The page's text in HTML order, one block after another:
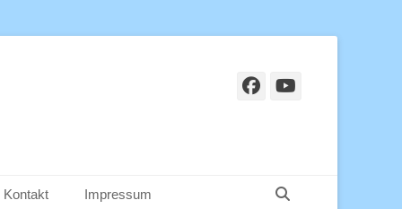
Facebook
Kontakt Impressum